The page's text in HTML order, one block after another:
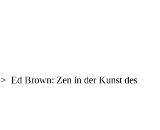
> Ed Brown: Zen in der Kunst des